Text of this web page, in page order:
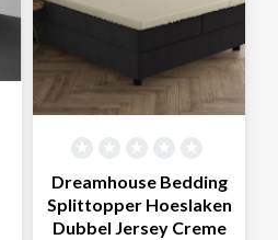
Dreamhouse Bedding
Splittopper Hoeslaken
Dubbel Jersey Creme